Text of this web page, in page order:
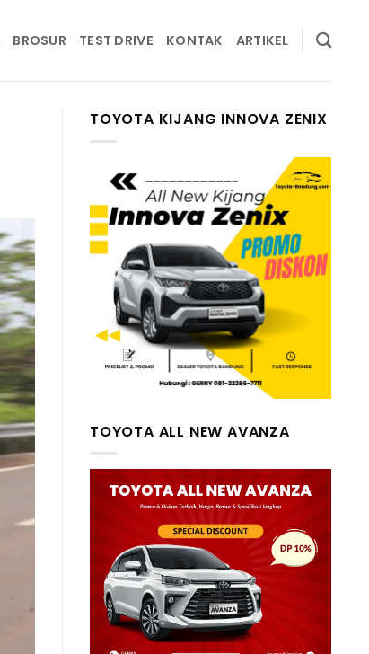
BROSUR TEST DRIVE KONTAK ARTIKEL
TOYOTA KIJANG INNOVA ZENIX
TOYOTA ALL NEW AVANZA